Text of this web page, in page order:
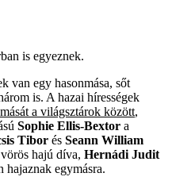
is egyeznek.
van egy hasonmása, sőt
is. A hazai hírességek
a világsztárok között,
Sophie Ellis-Bextor a
Tibor és Seann William
hajú díva, Hernádi Judit
hajaznak egymásra.